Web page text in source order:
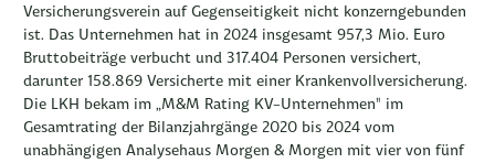
Versicherungsverein auf Gegenseitigkeit nicht konzerngebunden
ist. Das Unternehmen hat in 2024 insgesamt 957,3 Mio. Euro
Bruttobeiträge verbucht und 317.404 Personen versichert,
darunter 158.869 Versicherte mit einer Krankenvollversicherung.
Die LKH bekam im „M&M Rating KV-Unternehmen" im
Gesamtrating der Bilanzjahrgänge 2020 bis 2024 vom
unabhängigen Analysehaus Morgen & Morgen mit vier von fünf